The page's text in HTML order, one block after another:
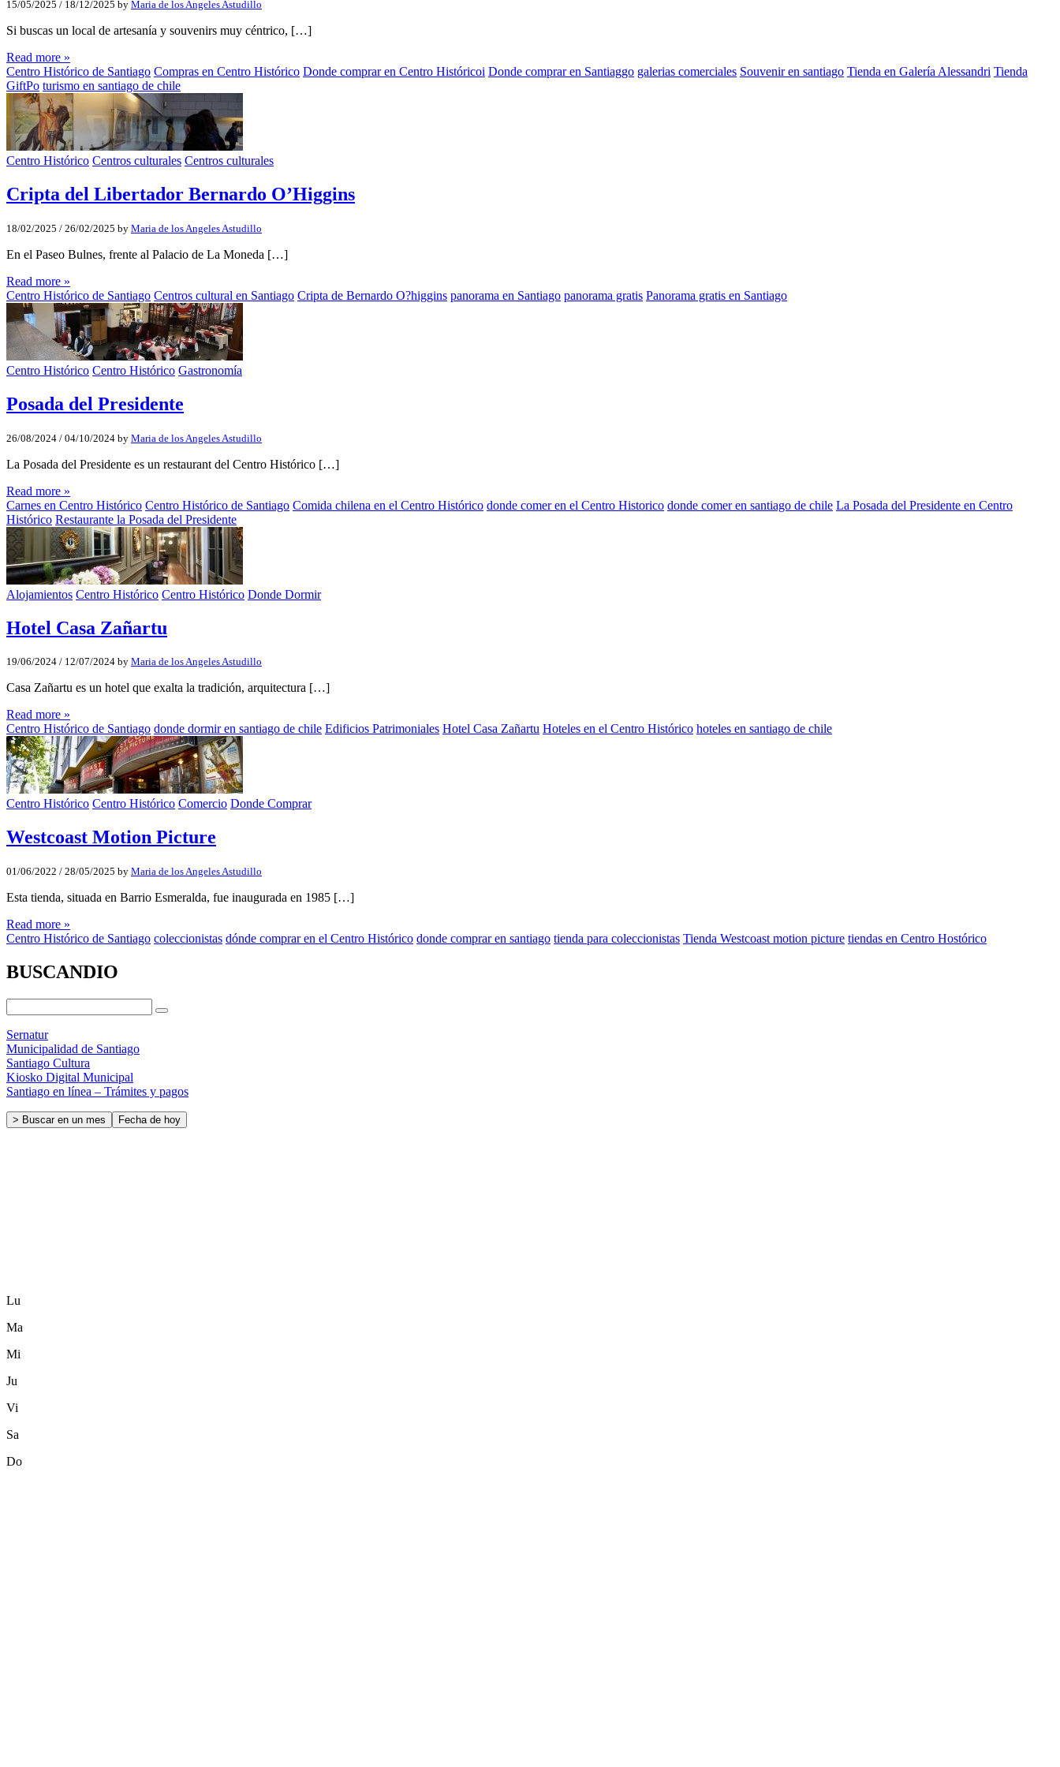
15/05/2025 / 18/12/2025 by Maria de los Angeles Astudillo
Si buscas un local de artesanía y souvenirs muy céntrico, […]
Read more »
Centro Histórico de Santiago Compras en Centro Histórico Donde comprar en Centro Históricoi Donde comprar en Santiaggo galerias comerciales Souvenir en santiago Tienda en Galería Alessandri Tienda
GiftPo turismo en santiago de chile
Centro Histórico Centros culturales Centros culturales
Cripta del Libertador Bernardo O’Higgins
18/02/2025 / 26/02/2025 by Maria de los Angeles Astudillo
En el Paseo Bulnes, frente al Palacio de La Moneda […]
Read more »
Centro Histórico de Santiago Centros cultural en Santiago Cripta de Bernardo O?higgins panorama en Santiago panorama gratis Panorama gratis en Santiago
Centro Histórico Centro Histórico Gastronomía
Posada del Presidente
26/08/2024 / 04/10/2024 by Maria de los Angeles Astudillo
La Posada del Presidente es un restaurant del Centro Histórico […]
Read more »
Carnes en Centro Histórico Centro Histórico de Santiago Comida chilena en el Centro Histórico donde comer en el Centro Historico donde comer en santiago de chile La Posada del Presidente en Centro
Histórico Restaurante la Posada del Presidente
Alojamientos Centro Histórico Centro Histórico Donde Dormir
Hotel Casa Zañartu
19/06/2024 / 12/07/2024 by Maria de los Angeles Astudillo
Casa Zañartu es un hotel que exalta la tradición, arquitectura […]
Read more »
Centro Histórico de Santiago donde dormir en santiago de chile Edificios Patrimoniales Hotel Casa Zañartu Hoteles en el Centro Histórico hoteles en santiago de chile
Centro Histórico Centro Histórico Comercio Donde Comprar
Westcoast Motion Picture
01/06/2022 / 28/05/2025 by Maria de los Angeles Astudillo
Esta tienda, situada en Barrio Esmeralda, fue inaugurada en 1985 […]
Read more »
Centro Histórico de Santiago coleccionistas dónde comprar en el Centro Histórico donde comprar en santiago tienda para coleccionistas Tienda Westcoast motion picture tiendas en Centro Hostórico
BUSCANDIO
Sernatur
Municipalidad de Santiago
Santiago Cultura
Kiosko Digital Municipal
Santiago en línea – Trámites y pagos
> Buscar en un mes Fecha de hoy
Lu
Ma
Mi
Ju
Vi
Sa
Do